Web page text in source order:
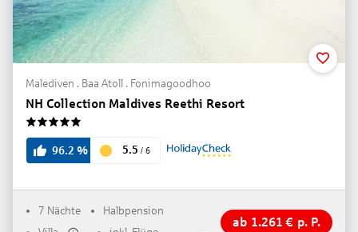
Malediven . Baa Atoll . Fonimagoodhoo
NH Collection Maldives Reethi Resort
5
96.2 % 5.5 / 6
7 Nächte
Halbpension
ab 1.261 € p. P.